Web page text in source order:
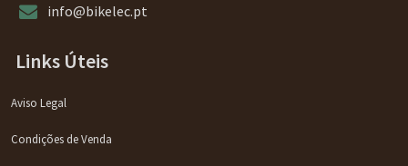
info@bikelec.pt
Links Úteis
Aviso Legal
Condições de Venda